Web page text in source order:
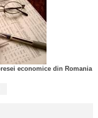
economice din Romania